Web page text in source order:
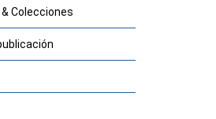
Colecciones